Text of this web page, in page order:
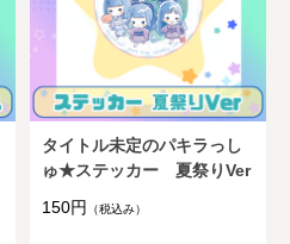
タイトル未定のパキラっし
ゅ★ステッカー 夏祭りVer
150円
（税込み）